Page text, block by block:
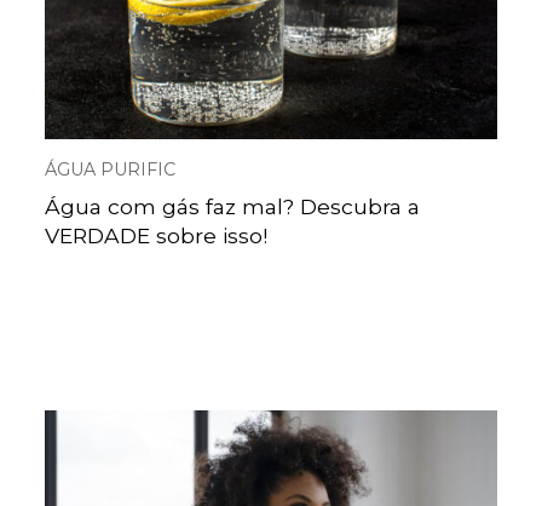
ÁGUA PURIFIC
Água com gás faz mal? Descubra a
VERDADE sobre isso!